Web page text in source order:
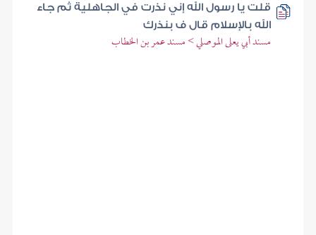
قلت يا رسول الله إني نذرت في الجاهلية ثم جاء
الله بالإسلام قال ف بنذرك
مسند أبي يعلى الموصلي > مسند عمر بن الخطاب